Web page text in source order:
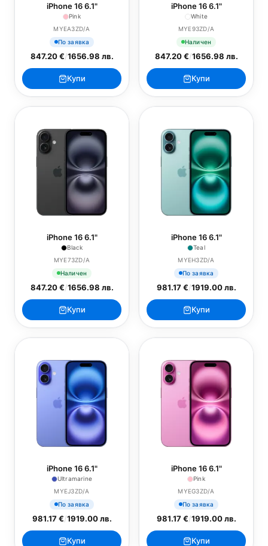
iPhone 16 6.1"
Pink
MYEA3ZD/A
По заявка
847.20 €/1656.98 лв.
Купи
iPhone 16 6.1"
White
MYE93ZD/A
Наличен
847.20 €/1656.98 лв.
Купи
iPhone 16 6.1"
Black
MYE73ZD/A
Наличен
847.20 €/1656.98 лв.
Купи
iPhone 16 6.1"
Teal
MYEH3ZD/A
По заявка
981.17 €/1919.00 лв.
Купи
iPhone 16 6.1"
Ultramarine
MYEJ3ZD/A
По заявка
981.17 €/1919.00 лв.
Купи
iPhone 16 6.1"
Pink
MYEG3ZD/A
По заявка
981.17 €/1919.00 лв.
Купи